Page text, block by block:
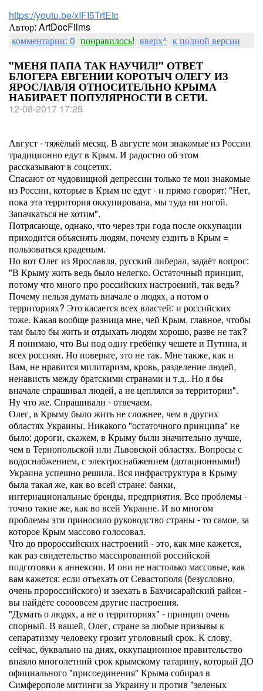
https://youtu.be/xIFI5TrtEtc
Автор: ArtDocFilms
комментарии: 0 понравилось! вверх^ к полной версии
"МЕНЯ ПАПА ТАК НАУЧИЛ!" ОТВЕТ
БЛОГЕРА ЕВГЕНИИ КОРОТЫЧ ОЛЕГУ ИЗ
ЯРОСЛАВЛЯ ОТНОСИТЕЛЬНО КРЫМА
НАБИРАЕТ ПОПУЛЯРНОСТИ В СЕТИ.
12-08-2017 17:25
Август - тяжёлый месяц. В августе мои знакомые из России
традиционно едут в Крым. И радостно об этом
рассказывают в соцсетях.
Спасают от чудовищной депрессии только те мои знакомые
из России, которые в Крым не едут - и прямо говорят: "Нет,
пока эта территория оккупирована, мы туда ни ногой.
Запачкаться не хотим".
Потрясающе, однако, что через три года после оккупации
приходится объяснять людям, почему ездить в Крым =
пользоваться краденым.
Но вот Олег из Ярославля, русский либерал, задаёт вопрос:
"В Крыму жить ведь было нелегко. Остаточный принцип,
потому что много про российских настроений, так ведь?
Почему нельзя думать вначале о людях, а потом о
территориях? Это касается всех властей: и российских
тоже. Какая вообще разница мне, чей Крым, главное, чтобы
там было бы жить и отдыхать людям хорошо, разве не так?
Я понимаю, что Вы под одну гребёнку чешете и Путина, и
всех россиян. Но поверьте, это не так. Мне также, как и
Вам, не нравится милитаризм, кровь, разделение людей,
ненависть между братскими странами и т.д.. Но я бы
вначале спрашивал людей, а не цеплялся за территории".
Ну что же. Спрашивали - отвечаем.
Олег, в Крыму было жить не сложнее, чем в других
областях Украины. Никакого "остаточного принципа" не
было: дороги, скажем, в Крыму были значительно лучше,
чем в Тернопольской или Львовской областях. Вопросы с
водоснабжением, с электроснабжением (дотационными!)
Украина успешно решила. Вся инфраструктура в Крыму
была такая же, как во всей стране: банки,
интернациональные бренды, предприятия. Все проблемы -
точно такие же, как во всей Украине. И во многом
проблемы эти приносило руководство страны - то самое, за
которое Крым массово голосовал.
Что до пророссийских настроений - это, как мне кажется,
как раз свидетельство массированной российской
подготовки к аннексии. И они не настолько массовые, как
вам кажется: если отъехать от Севастополя (безусловно,
очень пророссийского) и заехать в Бахчисарайский район -
вы найдёте соооовсем другие настроения.
"Думать о людях, а не о территориях" - принцип очень
спорный. В вашей, Олег, стране за любые призывы к
сепаратизму человеку грозит уголовный срок. К слову,
сейчас, буквально на днях, оккупационное правительство
впаяло многолетний срок крымскому татарину, который ДО
официального "присоединения" Крыма собирал в
Симферополе митинги за Украину и против "зеленых